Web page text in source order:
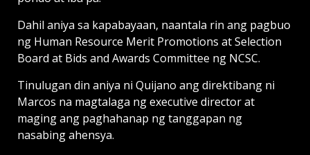
Dahil aniya sa kapabayaan, naantala rin ang pagbuo
ng Human Resource Merit Promotions at Selection
Board at Bids and Awards Committee ng NCSC.
Tinulugan din aniya ni Quijano ang direktibang ni
Marcos na magtalaga ng executive director at
maging ang paghahanap ng tanggapan ng
nasabing ahensya.